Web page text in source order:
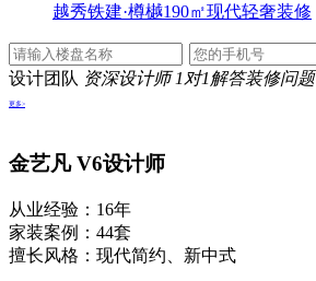
越秀铁建·樽樾190㎡现代轻奢装修
设计团队 资深设计师 1对1解答装修问题
更多>
金艺凡V6设计师
从业经验：16年
家装案例：44套
擅长风格：现代简约、新中式